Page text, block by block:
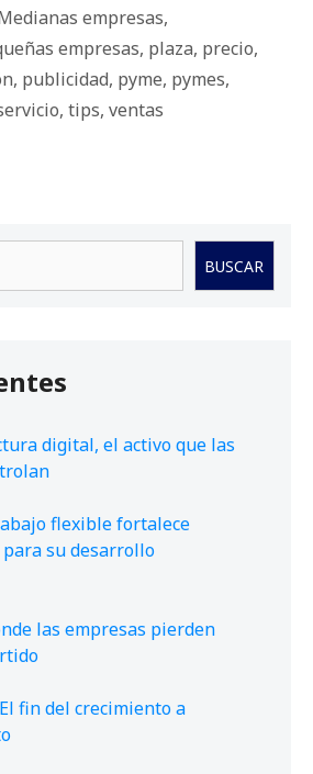
empresas,
empresas, plaza, precio,
, publicidad, pyme, pymes,
, tips, ventas
BUSCAR
digital, el activo que las
flexible fortalece
su desarrollo
las empresas pierden
fin del crecimiento a